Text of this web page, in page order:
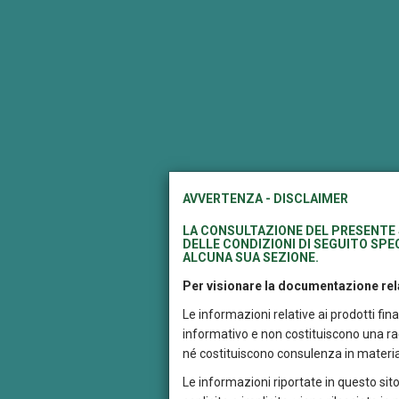
AVVERTENZA - DISCLAIMER
LA CONSULTAZIONE DEL
DELLE CONDIZIONI DI SEGUITO
ALCUNA SUA SEZIONE.
Per visionare la documentazione
Le informazioni relative ai prodotti
informativo e non costituiscono una
né costituiscono consulenza in
Le informazioni riportate in questo